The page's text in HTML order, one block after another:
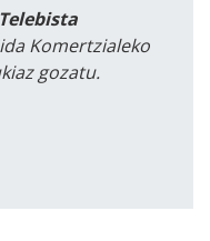
Komertzialeko
gozatu.